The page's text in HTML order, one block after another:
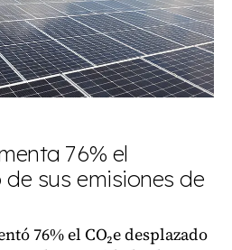
76% el
sus emisiones de
76% el CO₂e desplazado